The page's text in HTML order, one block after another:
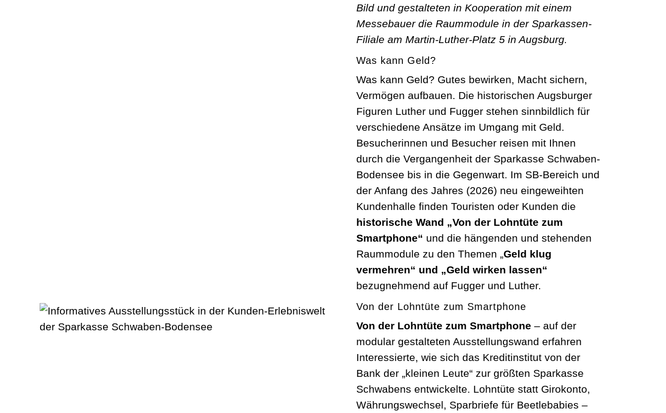
Bild und gestalteten in Kooperation mit einem
Messebauer die Raummodule in der Sparkassen-
Filiale am Martin-Luther-Platz 5 in Augsburg.
Was kann Geld?
Was kann Geld? Gutes bewirken, Macht sichern,
Vermögen aufbauen. Die historischen Augsburger
Figuren Luther und Fugger stehen sinnbildlich für
verschiedene Ansätze im Umgang mit Geld.
Besucherinnen und Besucher reisen mit Ihnen
durch die Vergangenheit der Sparkasse Schwaben-
Bodensee bis in die Gegenwart. Im SB-Bereich und
der Anfang des Jahres (2026) neu eingeweihten
Kundenhalle finden Touristen oder Kunden die
historische Wand „Von der Lohntüte zum
Smartphone“ und die hängenden und stehenden
Raummodule zu den Themen „Geld klug
vermehren“ und „Geld wirken lassen“
bezugnehmend auf Fugger und Luther.
Von der Lohntüte zum Smartphone
Von der Lohntüte zum Smartphone – auf der
modular gestalteten Ausstellungswand erfahren
Interessierte, wie sich das Kreditinstitut von der
Bank der „kleinen Leute“ zur größten Sparkasse
Schwabens entwickelte. Lohntüte statt Girokonto,
Währungswechsel, Sparbriefe für Beetlebabies –